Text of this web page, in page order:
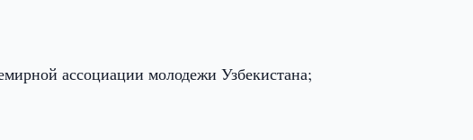
ассоциации молодежи Узбекистана;